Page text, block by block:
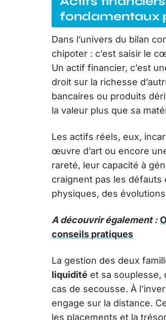
fondamentaux
Dans l’univers du bilan
chipoter : c’est saisir le
Un actif financier, c’est
droit sur la richesse
bancaires ou produits
la valeur plus que sa
Les actifs réels, eux,
œuvre d’art ou encore
rareté, leur capacité à
craignent pas les défauts
physiques, des
A découvrir également :
conseils pratiques
La gestion des deux
liquidité et sa souplesse,
cas de secousse. À
engage sur la distance.
les placements et la